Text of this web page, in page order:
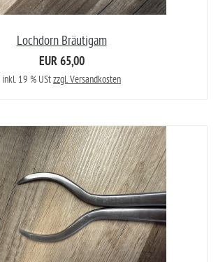
Lochdorn Bräutigam
EUR 65,00
inkl. 19 % UStzzgl. Versandkosten